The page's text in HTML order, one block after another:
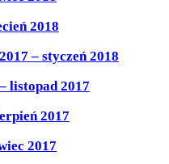
2018
– styczeń 2018
listopad 2017
2017
2017